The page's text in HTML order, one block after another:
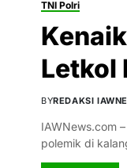
TNI Polri
Letkol
BYREDAKSI
IAWNews.com
polemik di